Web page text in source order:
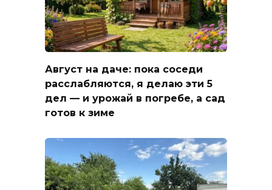
Август на даче: пока соседи
расслабляются, я делаю эти 5
дел — и урожай в погребе, а сад
готов к зиме